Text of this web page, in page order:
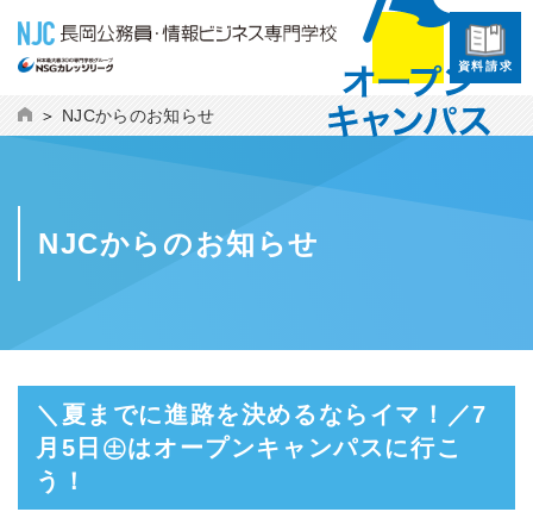
資料請求
NJCからのお知らせ
NJCからのお知らせ
＼夏までに進路を決めるならイマ！／7
月5日㊏はオープンキャンパスに行こ
う！